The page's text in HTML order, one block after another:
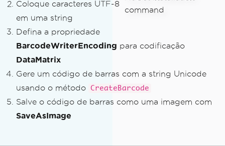
Coloque caracteres UTF-8
em uma string
Defina a propriedade
BarcodeWriterEncoding para codificação
DataMatrix
Gere um código de barras com a string Unicode
usando o método CreateBarcode
Salve o código de barras como uma imagem com
SaveAsImage